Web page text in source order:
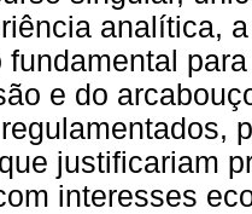
analítica,
fundamental
e do
justificariam
interesses